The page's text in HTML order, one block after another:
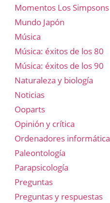
Momentos Los Simpsons
Mundo Japón
Música
Música: éxitos de los 80
Música: éxitos de los 90
Naturaleza y biología
Noticias
Ooparts
Opinión y crítica
Ordenadores informática
Paleontología
Parapsicología
Preguntas
Preguntas y respuestas